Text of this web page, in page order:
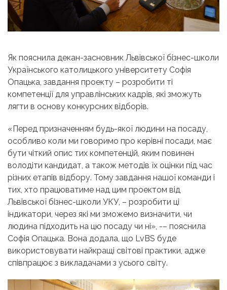
Як пояснила декан-засновник Львівської бізнес-школи
Українського католицького університету Софія
Опацька, завдання проекту – розробити ті
компетенції для управлінських кадрів, які зможуть
лягти в основу конкурсних відборів.
«Перед призначенням будь-якої людини на посаду,
особливо коли ми говоримо про керівні посади, має
бути чіткий опис тих компетенцій, яким повинен
володіти кандидат, а також методів їх оцінки під час
різних етапів відбору. Тому завдання нашої команди і
тих, хто працюватиме над цим проектом від
Львівської бізнес-школи УКУ, – розробити ці
індикатори, через які ми зможемо визначити, чи
людина підходить на цю посаду чи ні», -– пояснила
Софія Опацька. Вона додала, що LvBS буде
використовувати найкращі світові практики, адже
співпрацює з викладачами з усього світу.